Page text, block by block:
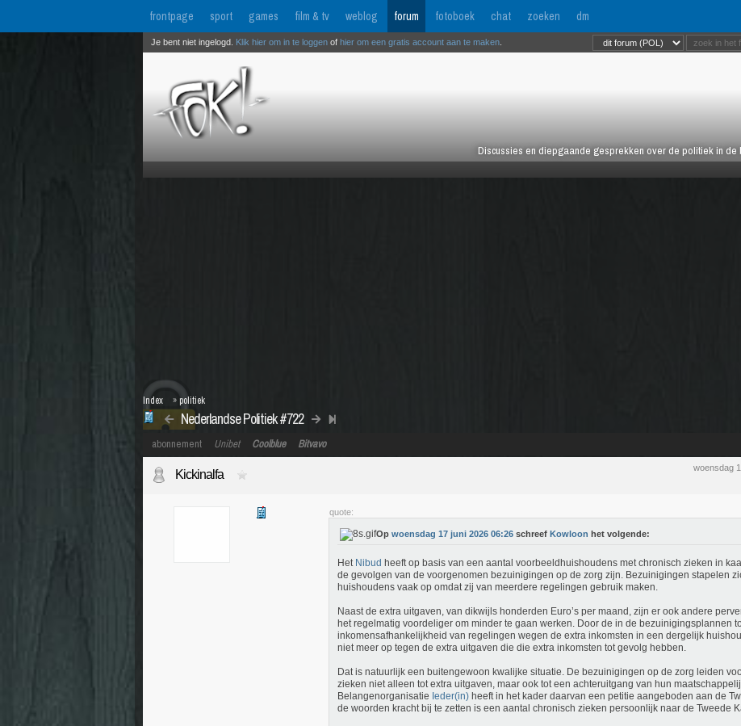
frontpage sport games film & tv weblog forum fotoboek chat zoeken dm
Discussies en diepgaande gesprekken over de politiek in
Je bent niet ingelogd. Klik hier om in te loggen of hier om een gratis account aan te maken
Nederlandse Politiek #722
Index » politiek
abonnement Unibet Coolblue Bitvavo
woensdag
Kickinalfa
quote:
Op woensdag 17 juni 2026 06:26 schreef Kowloon het volgende:
Het Nibud heeft op basis van een aantal voorbeeldhuishoudens met chronisch zieken in
de gevolgen van de voorgenomen bezuinigingen op de zorg zijn. Bezuinigingen stapelen
huishoudens vaak op omdat zij van meerdere regelingen gebruik maken.
Naast de extra uitgaven, van dikwijls honderden Euro’s per maand, zijn er ook andere
het regelmatig voordeliger om minder te gaan werken. Door de in de bezuinigingsplannen
inkomensafhankelijkheid van regelingen wegen de extra inkomsten in een dergelijk
niet meer op tegen de extra uitgaven die die extra inkomsten tot gevolg hebben.
Dat is natuurlijk een buitengewoon kwalijke situatie. De bezuinigingen op de zorg leiden
zieken niet alleen tot extra uitgaven, maar ook tot een achteruitgang van hun
Belangenorganisatie Ieder(in) heeft in het kader daarvan een petitie aangeboden aan de
de woorden kracht bij te zetten is een aantal chronisch zieken persoonlijk naar de Tweede